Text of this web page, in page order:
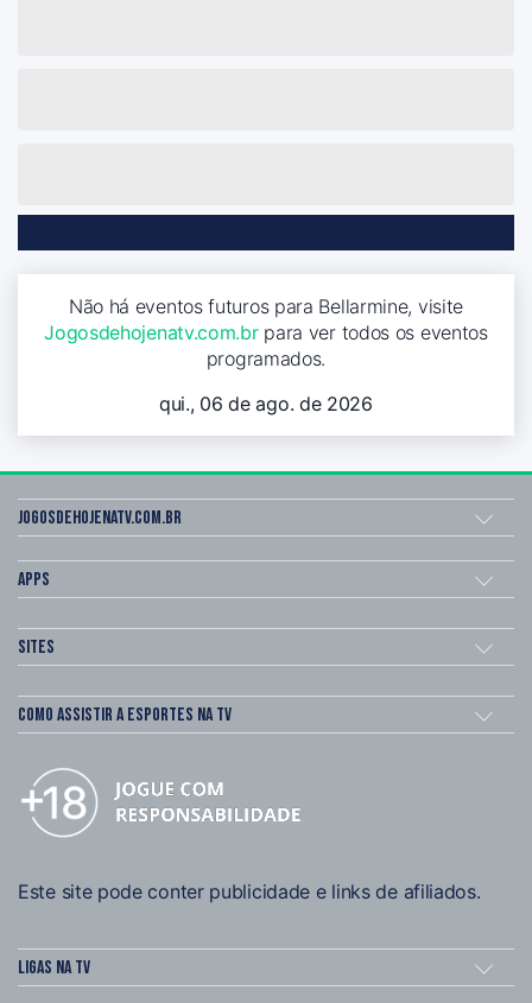
Não há eventos futuros para Bellarmine, visite
Jogosdehojenatv.com.brpara ver todos os eventos
programados.
qui., 06 de ago. de 2026
Jogosdehojenatv.com.br
Apps
Sites
Como assistir a esportes na TV
Este site pode conter publicidade e links de afiliados.
Ligas na TV